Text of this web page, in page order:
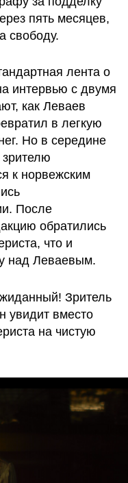
пять месяцев,
свободу.
лента о
интервью с двумя
как Леваев
в легкую
Но в середине
к норвежским
После
обратились
что и
над Леваевым.
Зритель
увидит вместо
на чистую